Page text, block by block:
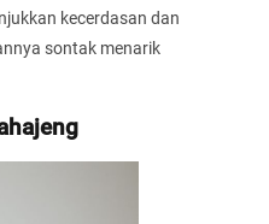
kecerdasan dan
sontak menarik